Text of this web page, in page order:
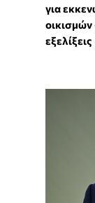
για
οικισμών
εξελίξεις